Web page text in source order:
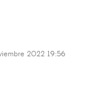
2022 19:56